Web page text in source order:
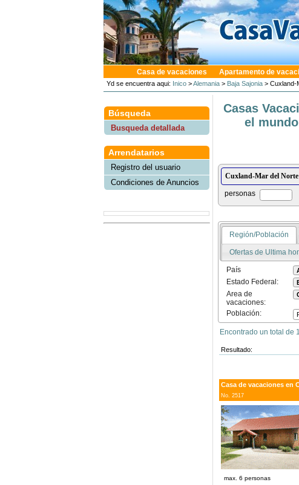
Casa de vacaciones Apartamento de
Yd se encuentra aqui: Inico>Alemania> Baja Sajonia> Cuxland-
Búsqueda
Busqueda detallada
Arrendatarios
Registro del usuario
Condiciones de Anuncios
Casas
el
personas
Región/Población
Ofertas de Ultima
País
Estado Federal:
Area de
vacaciones:
Población:
Encontrado un total de
Resultado:
Casa de vacaciones en
No. 2517
max. 6 personas